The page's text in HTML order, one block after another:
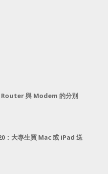
Router 與 Modem 的分別
：大專生買 Mac 或 iPad 送